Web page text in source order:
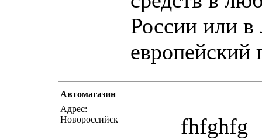
России или
европейский
Автомагазин
Адрес:
Новороссийск
fhfghfg